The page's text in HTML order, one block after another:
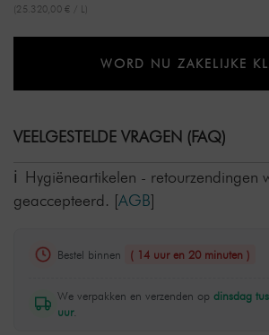
(25.320,00 € / L)
WORD NU ZAKELIJKE
VEELGESTELDE VRAGEN (FAQ)
Hygiëneartikelen - retourzendingen
geaccepteerd. [AGB]
Bestel binnen ( 14 uur en 20 minuten )
We verpakken en verzenden op dinsdag
uur.